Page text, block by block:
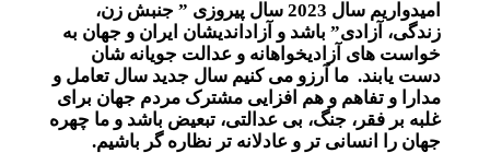
امیدواریم سال 2023 سال پیروزی ” جنبش زن،
زندگی، آزادی” باشد و آزاداندیشان ایران و جهان به
خواست های آزادیخواهانه و عدالت جویانه شان
دست یابند. ما آرزو می کنیم سال جدید سال تعامل و
مدارا و تفاهم و هم افزایی مشترک مردم جهان برای
غلبه بر فقر، جنگ، بی عدالتی، تبعیض باشد و ما چهره
جهان را انسانی تر و عادلانه تر نظاره گر باشیم.